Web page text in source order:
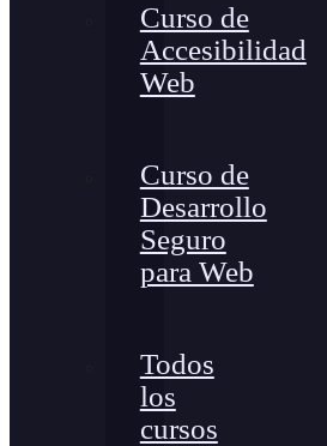
Curso de
Accesibilidad
Web
Curso de
Desarrollo
Seguro
para Web
Todos
los
cursos